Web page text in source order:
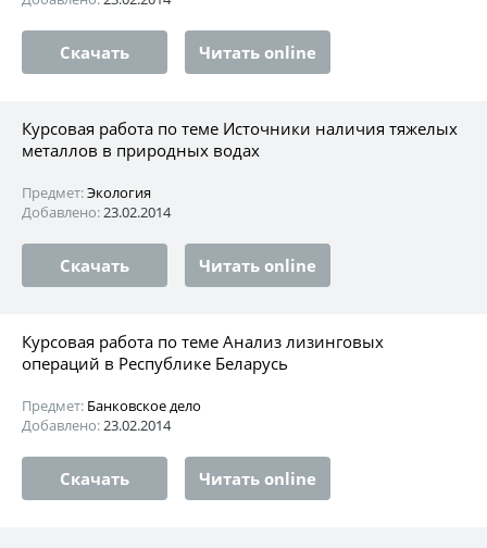
Скачать Читать online
Курсовая работа по теме Источники наличия тяжелых
металлов в природных водах
Предмет:Экология
Добавлено:23.02.2014
Скачать Читать online
Курсовая работа по теме Анализ лизинговых
операций в Республике Беларусь
Предмет: Банковское дело
Добавлено:23.02.2014
Скачать Читать online